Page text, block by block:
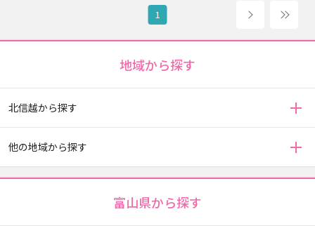
1
次へ
地域から探す
北信越から探す
他の地域から探す
富山県から探す